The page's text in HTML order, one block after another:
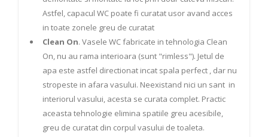
Astfel, capacul WC poate fi curatat usor avand acces
in toate zonele greu de curatat
Clean On. Vasele WC fabricate in tehnologia Clean
On, nu au rama interioara (sunt "rimless"). Jetul de
apa este astfel directionat incat spala perfect , dar nu
stropeste in afara vasului. Neexistand nici un sant in
interiorul vasului, acesta se curata complet. Practic
aceasta tehnologie elimina spatiile greu acesibile,
greu de curatat din corpul vasului de toaleta.